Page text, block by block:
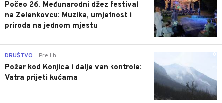
Počeo 26. Međunarodni džez festival
na Zelenkovcu: Muzika, umjetnost i
priroda na jednom mjestu
0
DRUŠTVO Pre 1 h
Požar kod Konjica i dalje van kontrole:
Vatra prijeti kućama